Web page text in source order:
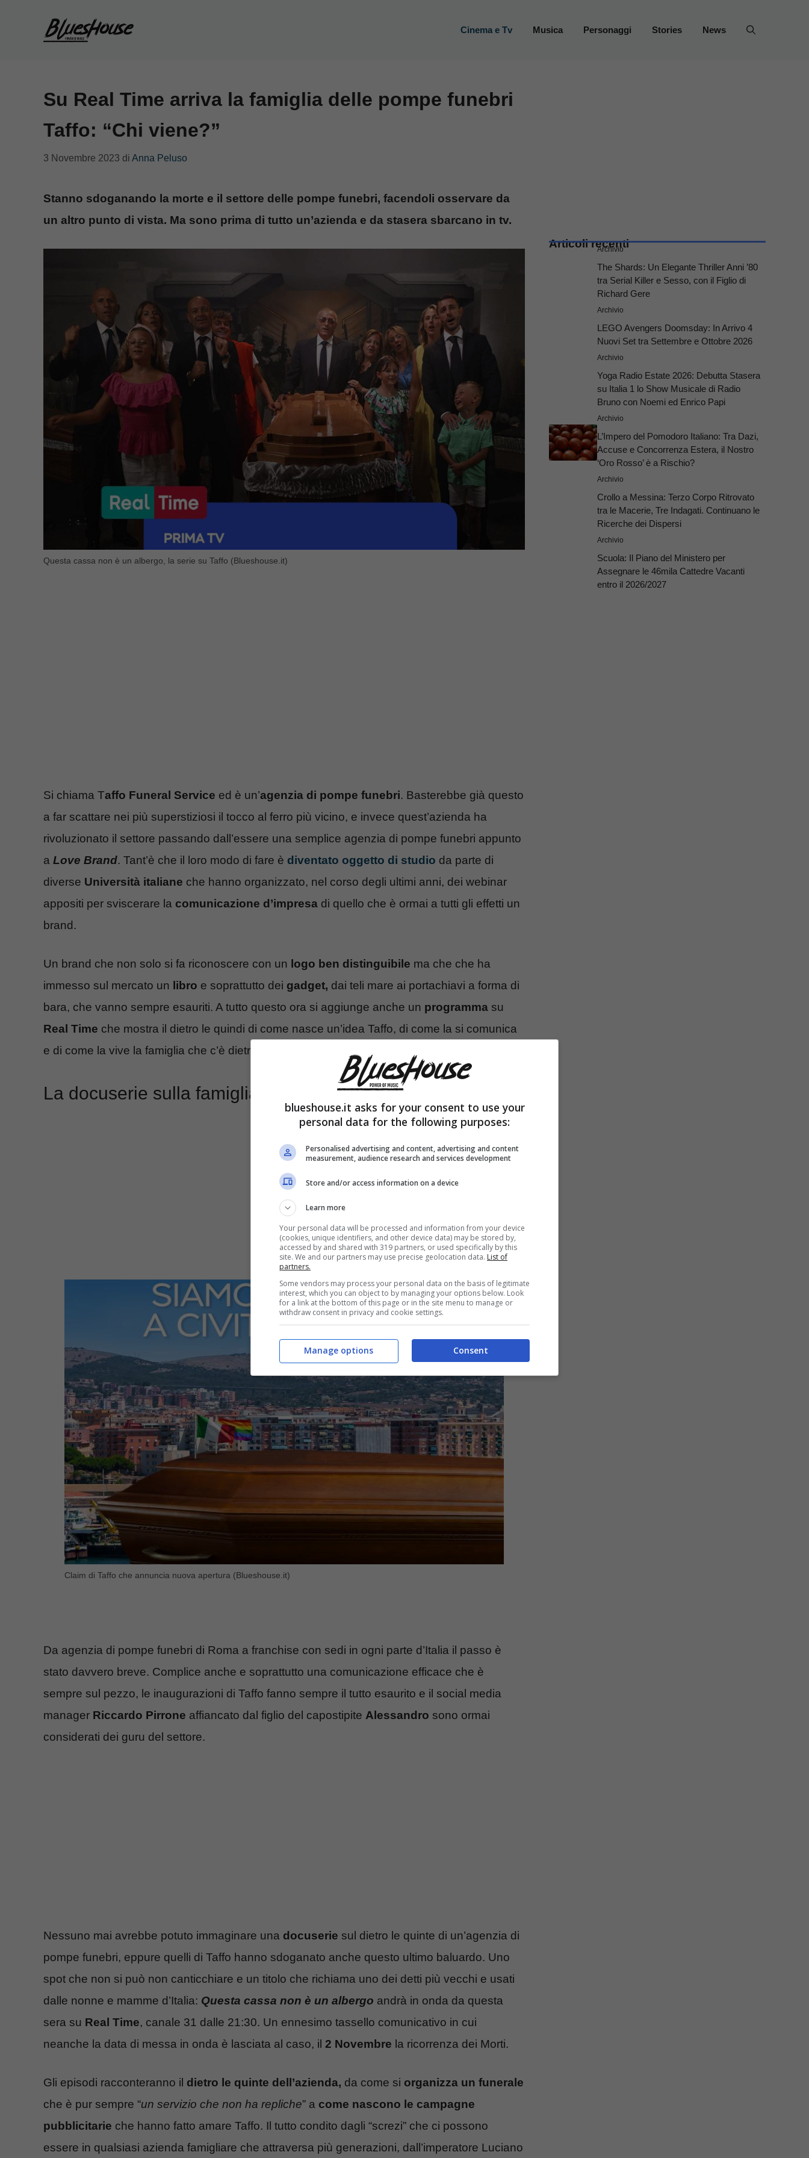
Cinema e Tv Musica Personaggi Stories News
Su Real Time arriva la famiglia delle pompe funebri
Taffo: “Chi viene?”
3 Novembre 2023 di Anna Peluso
Stanno sdoganando la morte e il settore delle pompe funebri, facendoli osservare da
un altro punto di vista. Ma sono prima di tutto un’azienda e da stasera sbarcano in tv.
Questa cassa non è un albergo, la serie su Taffo (Blueshouse.it)
Si chiama Taffo Funeral Service ed è un’agenzia di pompe funebri. Basterebbe già questo
a far scattare nei più superstiziosi il tocco al ferro più vicino, e invece quest’azienda ha
rivoluzionato il settore passando dall’essere una semplice agenzia di pompe funebri appunto
a Love Brand. Tant’è che il loro modo di fare è diventato oggetto di studio da parte di
diverse Università italiane che hanno organizzato, nel corso degli ultimi anni, dei webinar
appositi per sviscerare la comunicazione d’impresa di quello che è ormai a tutti gli effetti un
brand.
Un brand che non solo si fa riconoscere con un logo ben distinguibile ma che che ha
immesso sul mercato un libro e soprattutto dei gadget, dai teli mare ai portachiavi a forma di
bara, che vanno sempre esauriti. A tutto questo ora si aggiunge anche un programma su
Real Time che mostra il dietro le quindi di come nasce un’idea Taffo, di come la si comunica
e di come la vive la famiglia che c’è dietro questo impero.
La docuserie sulla famiglia Taffo
Claim di Taffo che annuncia nuova apertura (Blueshouse.it)
Da agenzia di pompe funebri di Roma a franchise con sedi in ogni parte d’Italia il passo è
stato davvero breve. Complice anche e soprattutto una comunicazione efficace che è
sempre sul pezzo, le inaugurazioni di Taffo fanno sempre il tutto esaurito e il social media
manager Riccardo Pirrone affiancato dal figlio del capostipite Alessandro sono ormai
considerati dei guru del settore.
Nessuno mai avrebbe potuto immaginare una docuserie sul dietro le quinte di un’agenzia di
pompe funebri, eppure quelli di Taffo hanno sdoganato anche questo ultimo baluardo. Uno
spot che non si può non canticchiare e un titolo che richiama uno dei detti più vecchi e usati
dalle nonne e mamme d’Italia: Questa cassa non è un albergo andrà in onda da questa
sera su Real Time, canale 31 dalle 21:30. Un ennesimo tassello comunicativo in cui
neanche la data di messa in onda è lasciata al caso, il 2 Novembre la ricorrenza dei Morti.
Gli episodi racconteranno il dietro le quinte dell’azienda, da come si organizza un funerale
che è pur sempre “un servizio che non ha repliche” a come nascono le campagne
pubblicitarie che hanno fatto amare Taffo. Il tutto condito dagli “screzi” che ci possono
essere in qualsiasi azienda famigliare che attraversa più generazioni, dall’imperatore Luciano
Articoli recenti
Archivio
The Shards: Un Elegante Thriller Anni ’80
tra Serial Killer e Sesso, con il Figlio di
Richard Gere
Archivio
LEGO Avengers Doomsday: In Arrivo 4
Nuovi Set tra Settembre e Ottobre 2026
Archivio
Yoga Radio Estate 2026: Debutta Stasera
su Italia 1 lo Show Musicale di Radio
Bruno con Noemi ed Enrico Papi
Archivio
L’Impero del Pomodoro Italiano: Tra Dazi,
Accuse e Concorrenza Estera, il Nostro
‘Oro Rosso’ è a Rischio?
Archivio
Crollo a Messina: Terzo Corpo Ritrovato
tra le Macerie, Tre Indagati. Continuano le
Ricerche dei Dispersi
Archivio
Scuola: Il Piano del Ministero per
Assegnare le 46mila Cattedre Vacanti
entro il 2026/2027
blueshouse.it asks for your consent to use your
personal data for the following purposes:
Personalised advertising and content, advertising and content
measurement, audience research and services development
Store and/or access information on a device
Learn more
Your personal data will be processed and information from your device
(cookies, unique identifiers, and other device data) may be stored by,
accessed by and shared with 319 partners, or used specifically by this
site. We and our partners may use precise geolocation data. List of
partners.
Some vendors may process your personal data on the basis of legitimate
interest, which you can object to by managing your options below. Look
for a link at the bottom of this page or in the site menu to manage or
withdraw consent in privacy and cookie settings.
Consent
Manage options